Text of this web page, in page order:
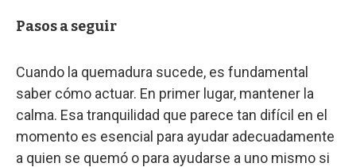
Pasos a seguir
Cuando la quemadura sucede, es fundamental
saber cómo actuar. En primer lugar, mantener la
calma. Esa tranquilidad que parece tan difícil en el
momento es esencial para ayudar adecuadamente
a quien se quemó o para ayudarse a uno mismo si